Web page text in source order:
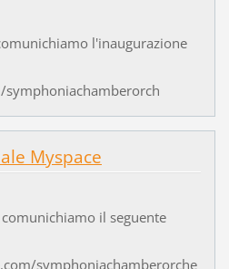
l'inaugurazione
Myspace
il seguente
symphoniachamberorche